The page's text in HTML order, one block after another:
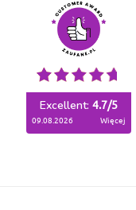
Excellent: 4.7/5
09.08.2026 więcej